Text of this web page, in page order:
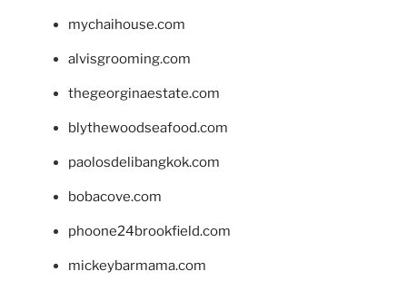
mychaihouse.com
alvisgrooming.com
thegeorginaestate.com
blythewoodseafood.com
paolosdelibangkok.com
bobacove.com
phoone24brookfield.com
mickeybarmama.com